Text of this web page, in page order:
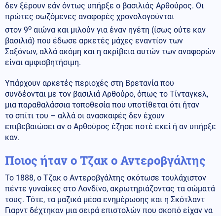
δεν ξέρουν εάν όντως υπήρξε ο βασιλιάς Αρθούρος. Οι
πρώτες σωζόμενες αναφορές χρονολογούνται
στον 9ο αιώνα και μιλούν για έναν ηγέτη (ίσως ούτε καν
βασιλιά) που έδωσε αρκετές μάχες εναντίον των
Σαξόνων, αλλά ακόμη και η ακρίβεια αυτών των αναφορών
είναι αμφισβητήσιμη.
Υπάρχουν αρκετές περιοχές στη Βρετανία που
συνδέονται με τον βασιλιά Αρθούρο, όπως το Τίνταγκελ,
μια παραθαλάσσια τοποθεσία που υποτίθεται ότι ήταν
το σπίτι του – αλλά οι ανασκαφές δεν έχουν
επιβεβαιώσει αν ο Αρθούρος έζησε ποτέ εκεί ή αν υπήρξε
καν.
Ποιος ήταν ο Τζακ ο Αντεροβγάλτης
Το 1888, ο Τζακ ο Αντεροβγάλτης σκότωσε τουλάχιστον
πέντε γυναίκες στο Λονδίνο, ακρωτηριάζοντας τα σώματά
τους. Τότε, τα μαζικά μέσα ενημέρωσης και η Σκότλαντ
Γιαρντ δέχτηκαν μια σειρά επιστολών που σκοπό είχαν να